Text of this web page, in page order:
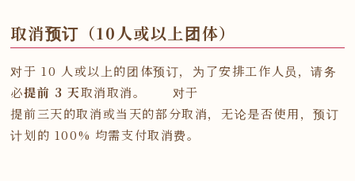
取消预订（10人或以上团体）
对于 10 人或以上的团体预订，为了安排工作人员，请务
必提前 3 天取消取消。 对于
提前三天的取消或当天的部分取消，无论是否使用，预订
计划的 100% 均需支付取消费。